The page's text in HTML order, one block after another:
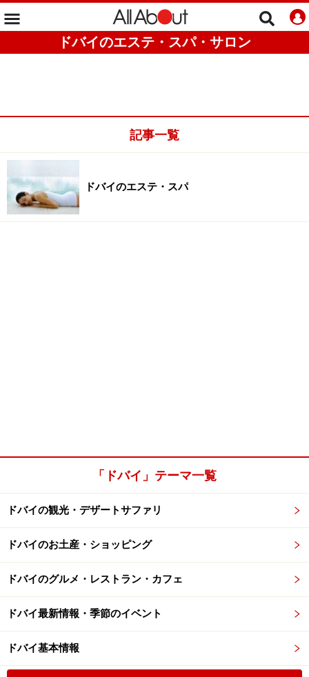
ドバイのエステ・スパ・サロン
記事一覧
ドバイのエステ・スパ
「ドバイ」テーマ一覧
ドバイの観光・デザートサファリ
ドバイのお土産・ショッピング
ドバイのグルメ・レストラン・カフェ
ドバイ最新情報・季節のイベント
ドバイ基本情報